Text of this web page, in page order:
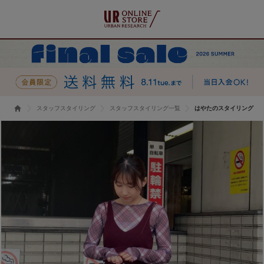
スタッフスタイリング スタッフスタイリング一覧 はやたのスタイリング